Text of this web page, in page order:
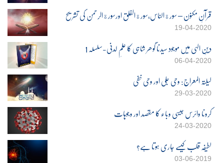
قرآنِ مکنون – سورةالناس،سورةالفلق اورسورةالرحمٰن کی تشریح
19-04-2020
دینِ الہی میں موجود سیدنا گوھر شاہی کا علمِ لدنی-سلسلہ 1
06-04-2020
لیلتہ المعراج: وحی جلی اور وحی خفی
29-03-2020
کرونا وائرس جیسی وباء کا مقصد اور وجوہات
24-03-2020
لطیفہ قلب کیسے جاری ہوتا ہے؟
03-06-2019